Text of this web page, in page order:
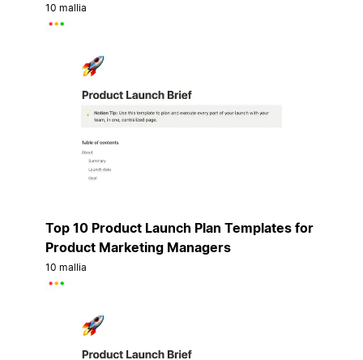
10 mallia
Top 10 Product Launch Plan Templates for
Product Marketing Managers
10 mallia